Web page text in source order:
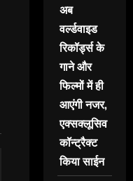
अब
वर्ल्डवाइड
रिकॉर्ड्स के
गाने और
फिल्मों में ही
आएंगी नजर,
एक्सक्लूसिव
कॉन्ट्रैक्ट
किया साईन